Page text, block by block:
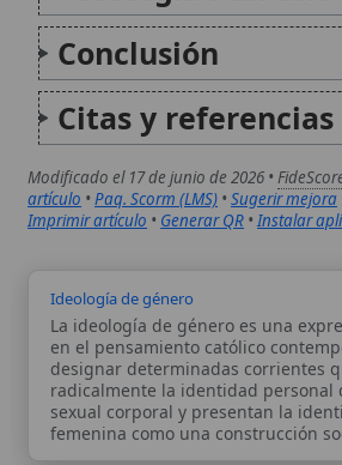
La ideología de género es una
en el pensamiento católico
designar determinadas corrientes que
radicalmente la identidad personal de
sexual corporal y presentan la
femenina como una construcción social,
Relación entre sexo y género
La Iglesia Católica distingue entre sexo
corporal sexuada y diferencia natural
mujer) y género entendido como el
convierte...
Autor:Comité editorial
Artículo supervisado por el
editorial de Wikitólica. Las